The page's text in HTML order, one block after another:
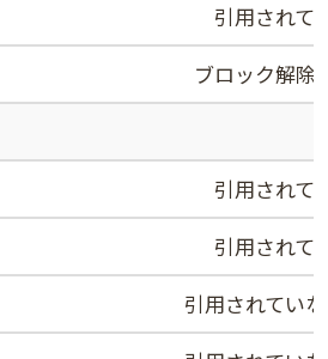
引用されて
ブロック解除
引用されて
引用されて
引用されてい